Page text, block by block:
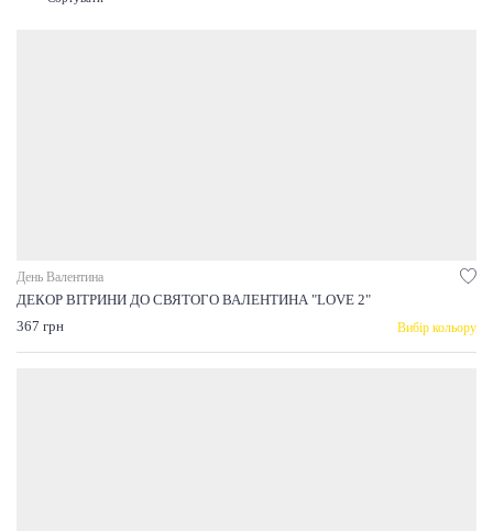
День Валентина
ДЕКОР ВІТРИНИ ДО СВЯТОГО ВАЛЕНТИНА "LOVE 2"
367 грн
Вибір кольору